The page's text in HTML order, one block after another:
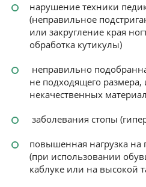
нарушение техники
(неправильное
или закругление края
обработка кутикулы)
неправильно
не подходящего размера,
некачественных
заболевания стопы
повышенная нагрузка на
(при использовании
каблуке или на высокой